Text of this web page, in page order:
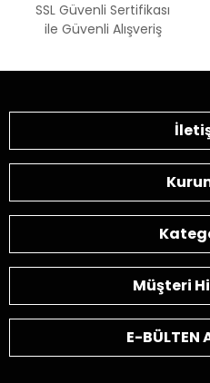
SSL Güvenli Sertifikası
ile Güvenli Alışveriş
Müşteri
E-BÜLTEN